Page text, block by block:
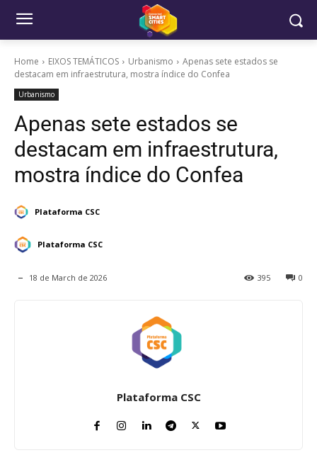
Home EIXOS TEMÁTICOS Urbanismo
Apenas sete estados se
destacam em infraestrutura, mostra índice do Confea
Urbanismo
Apenas sete estados se
destacam em infraestrutura,
mostra índice do Confea
Plataforma CSC
Plataforma CSC
18 de March de 2026 0
395
Plataforma CSC